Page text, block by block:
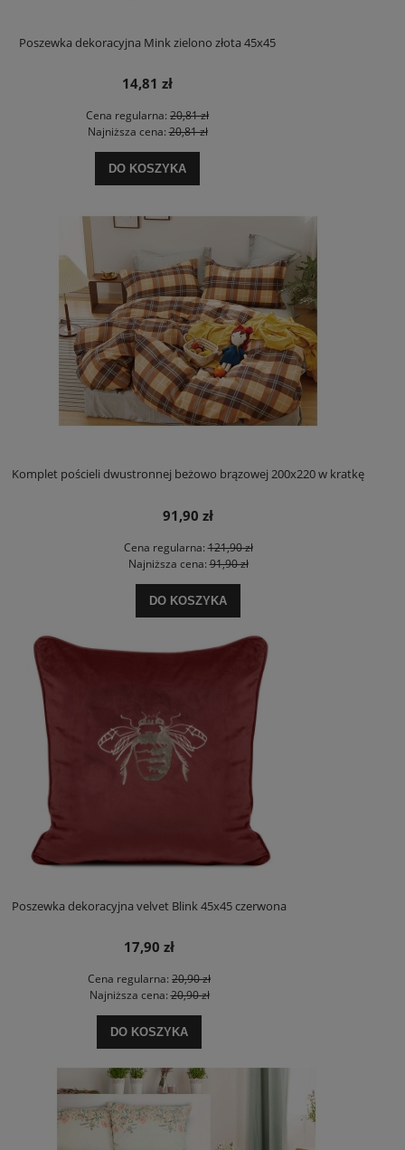
Poszewka dekoracyjna Mink zielono złota 45x45
14,81 zł
Cena regularna: 20,81 zł
Najniższa cena:20,81 zł
DO KOSZYKA
Komplet pościeli dwustronnej beżowo brązowej 200x220 w kratkę
91,90 zł
Cena regularna:121,90 zł
Najniższa cena:91,90 zł
DO KOSZYKA
Poszewka dekoracyjna velvet Blink 45x45 czerwona
17,90 zł
Cena regularna: 20,90 zł
Najniższa cena:20,90 zł
DO KOSZYKA